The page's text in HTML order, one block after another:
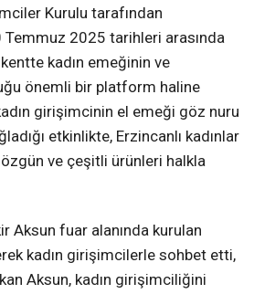
Kurulu tarafından
2025 tarihleri arasında
kadın emeğinin ve
önemli bir platform haline
girişimcinin el emeği göz nuru
etkinlikte, Erzincanlı kadınlar
ve çeşitli ürünleri halkla
Aksun fuar alanında kurulan
kadın girişimcilerle sohbet etti,
Aksun, kadın girişimciliğini